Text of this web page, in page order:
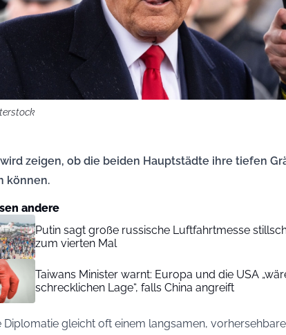
zeigen, ob die beiden Hauptstädte ihre tiefen
können.
andere
Putin sagt große russische Luftfahrtmesse
zum vierten Mal
Taiwans Minister warnt: Europa und die USA
schrecklichen Lage“, falls China angreift
Diplomatie gleicht oft einem langsamen,